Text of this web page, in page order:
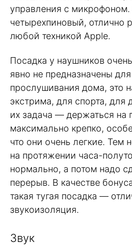
управления с
четырехпиновый, отлично
любой техникой Apple.
Посадка у наушников
явно не предназначены
прослушивания дома, это
экстрима, для спорта, для
их задача — держаться на
максимально крепко,
что они очень легкие. Тем
на протяжении часа-
нормально, а потом надо
перерыв. В качестве
такая тугая посадка —
звукоизоляция.
Звук